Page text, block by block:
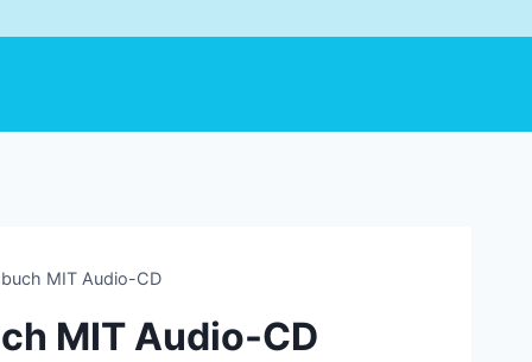
MIT Audio-CD
MIT Audio-CD